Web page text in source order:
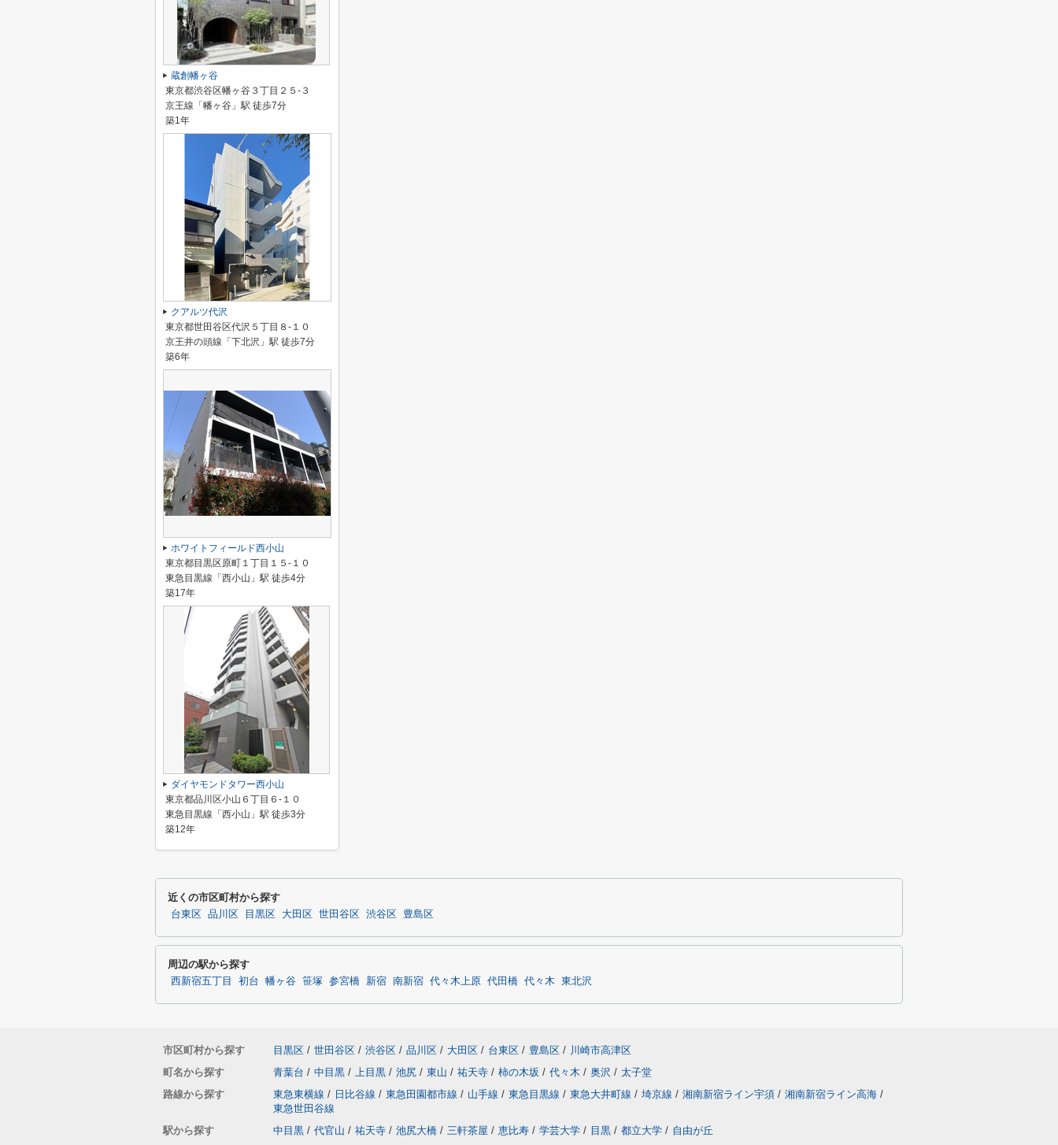
蔵創幡ヶ谷
東京都渋谷区幡ヶ谷３丁目２５-３
京王線「幡ヶ谷」駅 徒歩7分
築1年
クアルツ代沢
東京都世田谷区代沢５丁目８-１０
京王井の頭線「下北沢」駅 徒歩7分
築6年
ホワイトフィールド西小山
東京都目黒区原町１丁目１５-１０
東急目黒線「西小山」駅 徒歩4分
築17年
ダイヤモンドタワー西小山
東京都品川区小山６丁目６-１０
東急目黒線「西小山」駅 徒歩3分
築12年
近くの市区町村から探す
台東区 品川区 目黒区 大田区 世田谷区 渋谷区 豊島区
周辺の駅から探す
西新宿五丁目 初台 幡ヶ谷 笹塚 参宮橋 新宿 南新宿 代々木上原 代田橋 代々木 東北沢
市区町村から探す 目黒区 / 世田谷区 / 渋谷区 / 品川区 / 大田区 / 台東区 / 豊島区 / 川崎市高津区
町名から探す
青葉台 / 中目黒 / 上目黒 / 池尻 / 東山 / 祐天寺 / 柿の木坂 / 代々木 / 奥沢 / 太子堂
路線から探す
東急東横線 / 日比谷線 / 東急田園都市線 / 山手線 / 東急目黒線 / 東急大井町線 / 埼京線 / 湘南新宿ライン宇須 / 湘南新宿ライン高海 /
東急世田谷線
駅から探す
中目黒 / 代官山 / 祐天寺 / 池尻大橋 / 三軒茶屋 / 恵比寿 / 学芸大学 / 目黒 / 都立大学 / 自由が丘